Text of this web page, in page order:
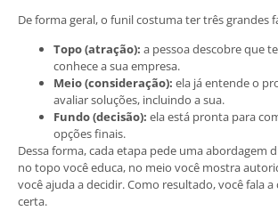
De forma geral, o funil costuma ter três grandes
Topo (atração): a pessoa descobre que
conhece a sua empresa.
Meio (consideração): ela já entende o
avaliar soluções, incluindo a sua.
Fundo (decisão): ela está pronta para
opções finais.
Dessa forma, cada etapa pede uma abordagem
no topo você educa, no meio você mostra
você ajuda a decidir. Como resultado, você fala
certa.